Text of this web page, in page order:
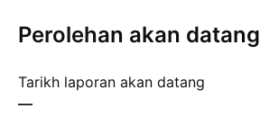
Perolehan akan datang
Tarikh laporan akan datang
—